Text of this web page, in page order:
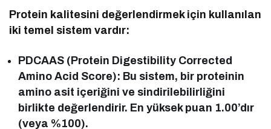
Protein kalitesini değerlendirmek için kullanılan
iki temel sistem vardır:
PDCAAS (Protein Digestibility Corrected
Amino Acid Score): Bu sistem, bir proteinin
amino asit içeriğini ve sindirilebilirliğini
birlikte değerlendirir. En yüksek puan 1.00’dır
(veya %100).